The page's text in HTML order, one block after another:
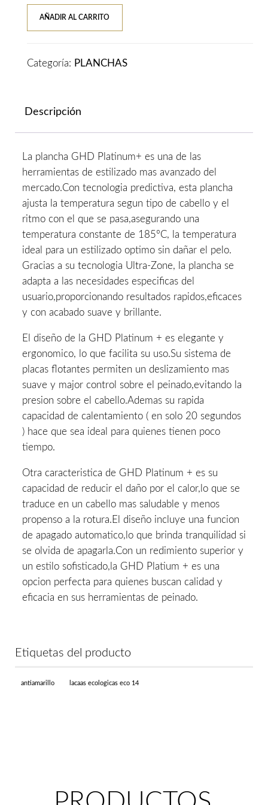
+
AÑADIR AL CARRITO
Categoría: PLANCHAS
Descripción
La plancha GHD Platinum+ es una de las
herramientas de estilizado mas avanzado del
mercado.Con tecnologia predictiva, esta plancha
ajusta la temperatura segun tipo de cabello y el
ritmo con el que se pasa,asegurando una
temperatura constante de 185ºC, la temperatura
ideal para un estilizado optimo sin dañar el pelo.
Gracias a su tecnologia Ultra-Zone, la plancha se
adapta a las necesidades especificas del
usuario,proporcionando resultados rapidos,eficaces
y con acabado suave y brillante.
El diseño de la GHD Platinum + es elegante y
ergonomico, lo que facilita su uso.Su sistema de
placas flotantes permiten un deslizamiento mas
suave y major control sobre el peinado,evitando la
presion sobre el cabello.Ademas su rapida
capacidad de calentamiento ( en solo 20 segundos
) hace que sea ideal para quienes tienen poco
tiempo.
Otra caracteristica de GHD Platinum + es su
capacidad de reducir el daño por el calor,lo que se
traduce en un cabello mas saludable y menos
propenso a la rotura.El diseño incluye una funcion
de apagado automatico,lo que brinda tranquilidad si
se olvida de apagarla.Con un redimiento superior y
un estilo sofisticado,la GHD Platium + es una
opcion perfecta para quienes buscan calidad y
eficacia en sus herramientas de peinado.
Etiquetas del producto
antiamarillo lacaas ecologicas eco 14